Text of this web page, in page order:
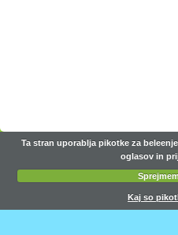
Ta stran uporablja pikotke za
oglasov in
Sprejmem
Kaj so